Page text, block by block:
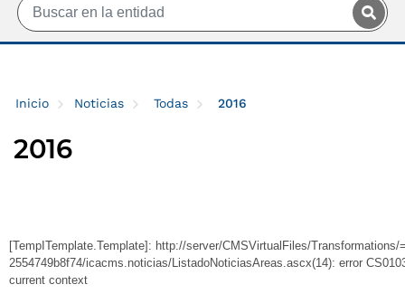
Inicio Noticias Todas 2016
2016
[TempITemplate.Template]: http://server/CMSVirtualFiles/Transformations/
2554749b8f74/icacms.noticias/ListadoNoticiasAreas.ascx(14): error
current context